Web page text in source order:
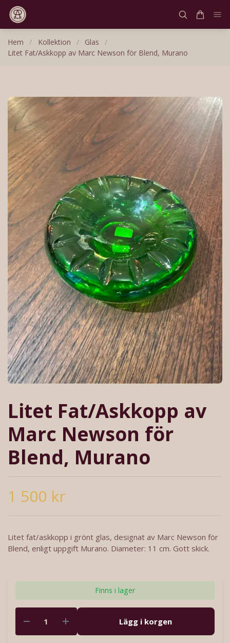
Hem / Kollektion / Glas
/
Litet Fat/Askkopp av Marc Newson för Blend, Murano
Litet Fat/Askkopp av
Marc Newson för
Blend, Murano
1 500 kr
Litet fat/askkopp i grönt glas, designat av Marc Newson för
Blend, enligt uppgift Murano. Diameter: 11 cm. Gott skick.
Finns i lager
Lägg i korgen